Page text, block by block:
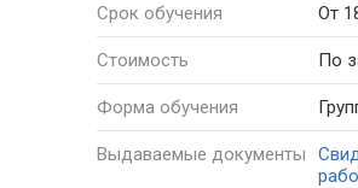
Срок обучения От
Стоимость По
Форма обучения
Выдаваемые документы